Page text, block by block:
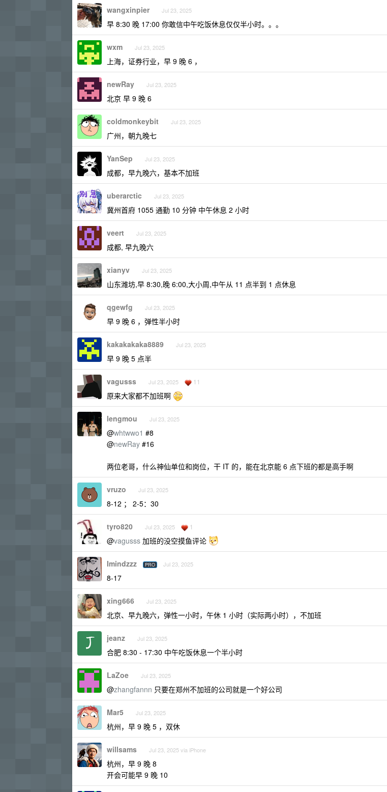
wangxinpier Jul 23, 2025
早 8:30 晚 17:00 你敢信中午吃饭休息仅仅半小时。。。
wxm Jul 23, 2025
上海，证券行业，早 9 晚 6 ，
newRay Jul 23, 2025
北京 早 9 晚 6
coldmonkeybit Jul 23, 2025
广州，朝九晚七
YanSep Jul 23, 2025
成都，早九晚六，基本不加班
uberarctic Jul 23, 2025
冀州首府 1055 通勤 10 分钟 中午休息 2 小时
veert Jul 23, 2025
成都, 早九晚六
xianyv Jul 23, 2025
山东潍坊,早 8:30,晚 6:00,大小周,中午从 11 点半到 1 点休息
qgewfg Jul 23, 2025
早 9 晚 6 ，弹性半小时
kakakakaka8889 Jul 23, 2025
早 9 晚 5 点半
vagusss Jul 23, 2025 11
原来大家都不加班啊
lengmou Jul 23, 2025
@whtwwo1 #8
@newRay #16
两位老哥，什么神仙单位和岗位，干 IT 的，能在北京能 6 点下班的都是高手啊
vruzo Jul 23, 2025
8-12 ； 2-5：30
tyro820 Jul 23, 2025 1
@vagusss 加班的没空摸鱼评论
Imindzzz PRO Jul 23, 2025
8-17
xing666 Jul 23, 2025
北京、早九晚六，弹性一小时，午休 1 小时（实际两小时），不加班
jeanz Jul 23, 2025
合肥 8:30 - 17:30 中午吃饭休息一个半小时
LaZoe Jul 23, 2025
@zhangfannn 只要在郑州不加班的公司就是一个好公司
Mar5 Jul 23, 2025
杭州，早 9 晚 5 ，双休
willsams Jul 23, 2025 via iPhone
杭州，早 9 晚 8
开会可能早 9 晚 10